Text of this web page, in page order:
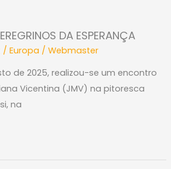
DA ESPERANÇA
/Europa /Webmaster
de 2025, realizou-se um encontro
Vicentina (JMV) na pitoresca
na